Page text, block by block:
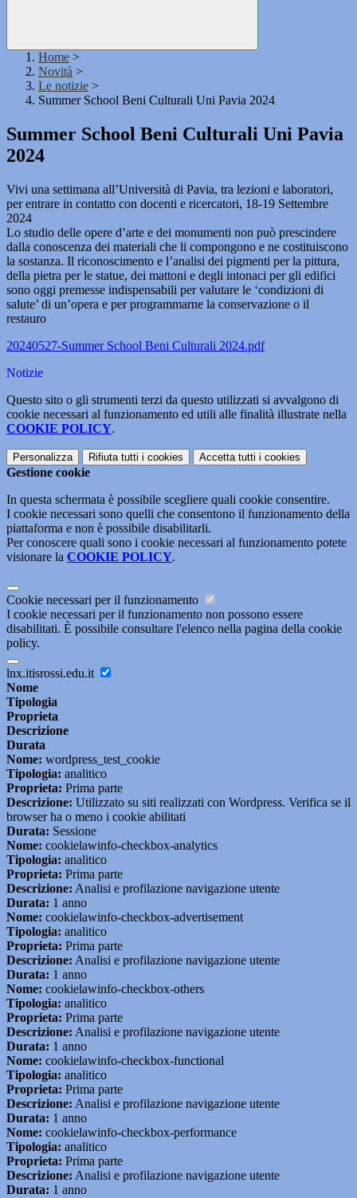
Home >
Novità >
Le notizie >
Summer School Beni Culturali Uni Pavia 2024
Summer School Beni Culturali Uni Pavia
2024
Vivi una settimana all’Università di Pavia, tra lezioni e laboratori,
per entrare in contatto con docenti e ricercatori, 18-19 Settembre
2024
Lo studio delle opere d’arte e dei monumenti non può prescindere
dalla conoscenza dei materiali che li compongono e ne costituiscono
la sostanza. Il riconoscimento e l’analisi dei pigmenti per la pittura,
della pietra per le statue, dei mattoni e degli intonaci per gli edifici
sono oggi premesse indispensabili per valutare le ‘condizioni di
salute’ di un’opera e per programmarne la conservazione o il
restauro
20240527-Summer School Beni Culturali 2024.pdf
Notizie
Questo sito o gli strumenti terzi da questo utilizzati si avvalgono di
cookie necessari al funzionamento ed utili alle finalità illustrate nella
COOKIE POLICY.
Personalizza Rifiuta tutti i cookies Accetta tutti i cookies
Gestione cookie
In questa schermata è possibile scegliere quali cookie consentire.
I cookie necessari sono quelli che consentono il funzionamento della
piattaforma e non è possibile disabilitarli.
Per conoscere quali sono i cookie necessari al funzionamento potete
visionare la COOKIE POLICY.
Cookie necessari per il funzionamento
I cookie necessari per il funzionamento non possono essere
disabilitati. È possibile consultare l'elenco nella pagina della cookie
policy.
lnx.itisrossi.edu.it
Nome
Tipologia
Proprieta
Descrizione
Durata
Nome: wordpress_test_cookie
Tipologia: analitico
Proprieta: Prima parte
Descrizione: Utilizzato su siti realizzati con Wordpress. Verifica se il
browser ha o meno i cookie abilitati
Durata: Sessione
Nome: cookielawinfo-checkbox-analytics
Tipologia: analitico
Proprieta: Prima parte
Descrizione: Analisi e profilazione navigazione utente
Durata: 1 anno
Nome: cookielawinfo-checkbox-advertisement
Tipologia: analitico
Proprieta: Prima parte
Descrizione: Analisi e profilazione navigazione utente
Durata: 1 anno
Nome: cookielawinfo-checkbox-others
Tipologia: analitico
Proprieta: Prima parte
Descrizione: Analisi e profilazione navigazione utente
Durata: 1 anno
Nome: cookielawinfo-checkbox-functional
Tipologia: analitico
Proprieta: Prima parte
Descrizione: Analisi e profilazione navigazione utente
Durata: 1 anno
Nome: cookielawinfo-checkbox-performance
Tipologia: analitico
Proprieta: Prima parte
Descrizione: Analisi e profilazione navigazione utente
Durata: 1 anno